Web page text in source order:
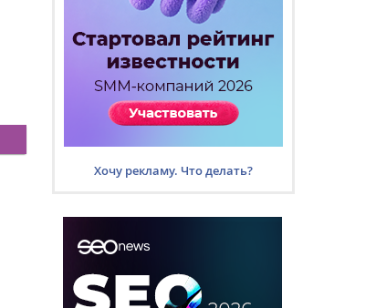
Хочу рекламу. Что делать?